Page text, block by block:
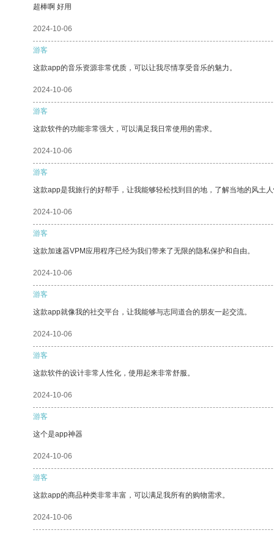
超棒啊 好用
2024-10-06
游客
这款app的音乐资源非常优质，可以让我尽情享受音乐的魅力。
2024-10-06
游客
这款软件的功能非常强大，可以满足我日常使用的需求。
2024-10-06
游客
这款app是我旅行的好帮手，让我能够轻松找到目的地，了解当地的风土
2024-10-06
游客
这款加速器VPM应用程序已经为我们带来了无限的隐私保护和自由。
2024-10-06
游客
这款app就像我的社交平台，让我能够与志同道合的朋友一起交流。
2024-10-06
游客
这款软件的设计非常人性化，使用起来非常舒服。
2024-10-06
游客
这个是app神器
2024-10-06
游客
这款app的商品种类非常丰富，可以满足我所有的购物需求。
2024-10-06